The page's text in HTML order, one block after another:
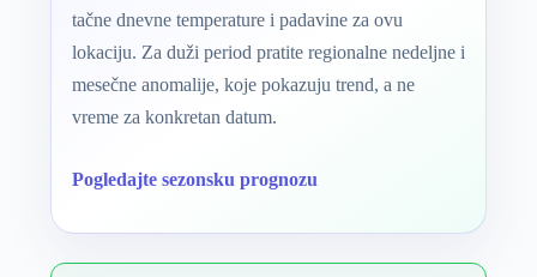
tačne dnevne temperature i padavine za ovu
lokaciju. Za duži period pratite regionalne nedeljne i
mesečne anomalije, koje pokazuju trend, a ne
vreme za konkretan datum.
Pogledajte sezonsku prognozu